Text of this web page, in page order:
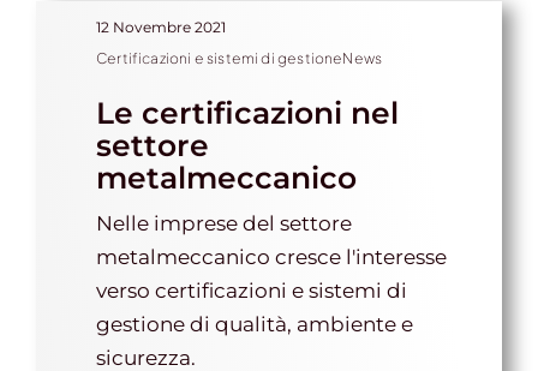
12 Novembre 2021
Certificazioni e sistemi di gestioneNews
Le certificazioni nel
settore
metalmeccanico
Nelle imprese del settore
metalmeccanico cresce l'interesse
verso certificazioni e sistemi di
gestione di qualità, ambiente e
sicurezza.